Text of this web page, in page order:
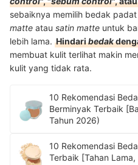
sebaiknya memilih bedak
matte atau satin matte untuk
lebih lama. Hindaribedak
membuat kulit terlihat makin
kulit yang tidak rata.
10 Rekomendasi
Berminyak Terbaik [Bagus & Tahan Lama] (Terbaru
Tahun 2026)
10 Rekomendasi
Terbaik [Tahan Lama, Bebas Kilap] (Terbaru Tahun